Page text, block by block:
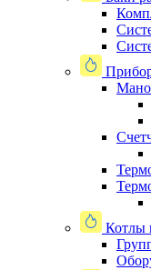
Котлы